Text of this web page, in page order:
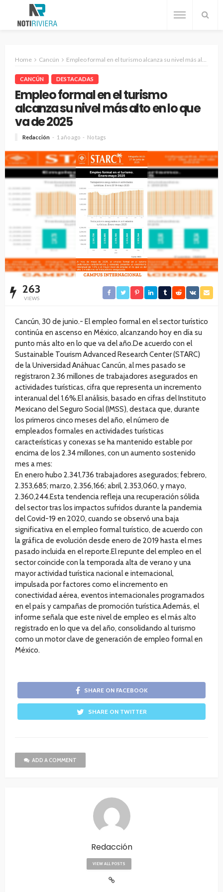
Home Cancún Empleo formal en el turismo alcanza su nivel más alto en lo que va de 2025
CANCÚN DESTACADAS
Empleo formal en el turismo
alcanza su nivel más alto en lo que
va de 2025
Redacción 1 año ago No tags
263
VIEWS
Cancún, 30 de junio.- El empleo formal en el sector turístico
continúa en ascenso en México, alcanzando hoy en día su
punto más alto en lo que va del año.De acuerdo con el
Sustainable Tourism Advanced Research Center (STARC)
de la Universidad Anáhuac Cancún, al mes pasado se
registraron 2.36 millones de trabajadores asegurados en
actividades turísticas, cifra que representa un incremento
interanual del 1.6%.El análisis, basado en cifras del Instituto
Mexicano del Seguro Social (IMSS), destaca que, durante
los primeros cinco meses del año, el número de
empleados formales en actividades turísticas
características y conexas se ha mantenido estable por
encima de los 2.34 millones, con un aumento sostenido
mes a mes:
En enero hubo 2.341,736 trabajadores asegurados; febrero,
2.353,685; marzo, 2.356,166; abril, 2.353,060, y mayo,
2.360,244.Esta tendencia refleja una recuperación sólida
del sector tras los impactos sufridos durante la pandemia
del Covid-19 en 2020, cuando se observó una baja
significativa en el empleo formal turístico, de acuerdo con
la gráfica de evolución desde enero de 2019 hasta el mes
pasado incluida en el reporte.El repunte del empleo en el
sector coincide con la temporada alta de verano y una
mayor actividad turística nacional e internacional,
impulsada por factores como el incremento en
conectividad aérea, eventos internacionales programados
en el país y campañas de promoción turística.Además, el
informe señala que este nivel de empleo es el más alto
registrado en lo que va del año, consolidando al turismo
como un motor clave de generación de empleo formal en
México.
SHARE ON FACEBOOK
SHARE ON TWITTER
ADD A COMMENT
Redacción
VIEW ALL POSTS